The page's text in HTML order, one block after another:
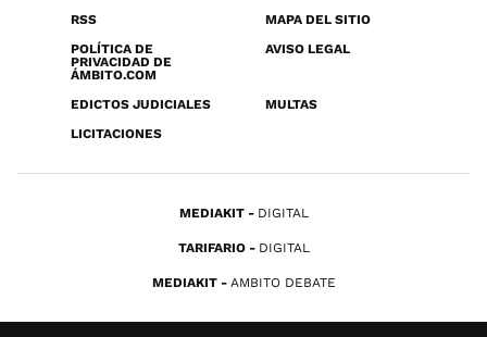
RSS
MAPA DEL SITIO
POLÍTICA DE
PRIVACIDAD DE
ÁMBITO.COM
AVISO LEGAL
EDICTOS JUDICIALES
MULTAS
LICITACIONES
MEDIAKIT DIGITAL
TARIFARIO DIGITAL
MEDIAKIT AMBITO DEBATE